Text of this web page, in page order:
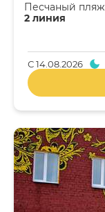
2 линия
Песчаный пляж
С14.08.2026